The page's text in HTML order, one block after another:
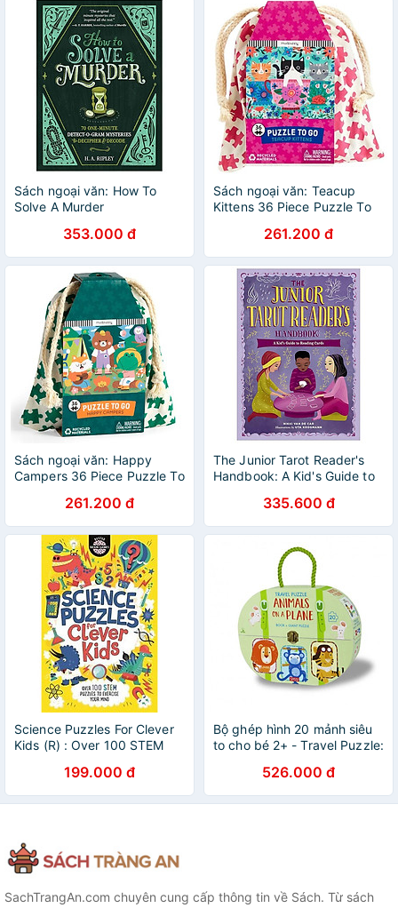
Sách ngoại văn: How To
Solve A Murder
353.000 đ
Sách ngoại văn: Teacup
Kittens 36 Piece Puzzle To
261.200 đ
Sách ngoại văn: Happy
Campers 36 Piece Puzzle To
261.200 đ
The Junior Tarot Reader's
Handbook: A Kid's Guide to
335.600 đ
Science Puzzles For Clever
Kids (R) : Over 100 STEM
199.000 đ
Bộ ghép hình 20 mảnh siêu
to cho bé 2+ - Travel Puzzle:
526.000 đ
SachTrangAn.com chuyên cung cấp thông tin về Sách. Từ sách